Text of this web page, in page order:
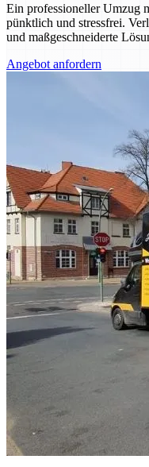
Ein professioneller Umzug
pünktlich und stressfrei.
und maßgeschneiderte
Angebot anfordern